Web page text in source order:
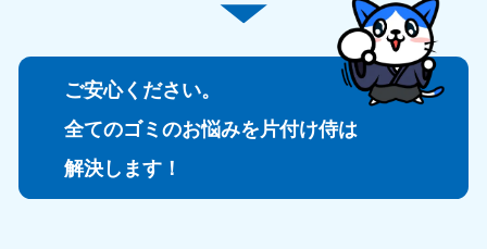
ご安心ください。
全てのゴミのお悩みを片付け侍は
解決します！